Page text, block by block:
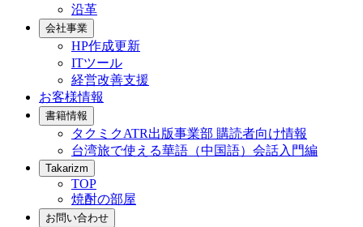
沿革
会社事業
HP作成更新
ITツール
経営改善支援
お客様情報
書籍情報
タクミクATR出版事業部 購読者向け情報
台湾旅で使える華語（中国語）会話入門編
Takarizm
TOP
焼酎の部屋
お問い合わせ